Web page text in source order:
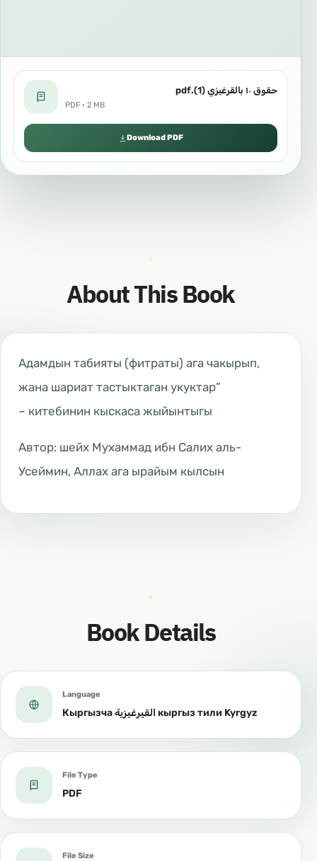
حقوق ١٠ بالقرغيزي (1).pdf
PDF · 2 MB
Download PDF
About This Book
Адамдын табияты (фитраты) ага чакырып,
жана шариат тастыктаган укуктар”
– китебинин кыскаса жыйынтыгы
Автор: шейх Мухаммад ибн Салих аль-
Усеймин, Аллах ага ырайым кылсын
Book Details
Language
Кыргызча القيرغيزية кыргыз тили Kyrgyz
File Type
PDF
File Size